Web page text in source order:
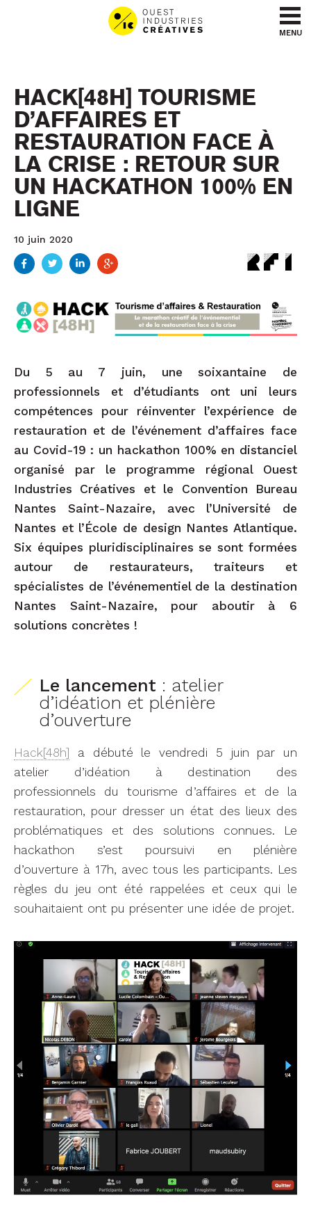
Aller au menu
Aller au contenu
MENU
HACK[48H] TOURISME
D’AFFAIRES ET
RESTAURATION FACE À
LA CRISE : RETOUR SUR
UN HACKATHON 100% EN
LIGNE
10 juin 2020
Du 5 au 7 juin, une soixantaine de
professionnels et d’étudiants ont uni leurs
compétences pour réinventer l’expérience de
restauration et de l’événement d’affaires face
au Covid-19 : un hackathon 100% en distanciel
organisé par le programme régional Ouest
Industries Créatives et le Convention Bureau
Nantes Saint-Nazaire, avec l’Université de
Nantes et l’École de design Nantes Atlantique.
Six équipes pluridisciplinaires se sont formées
autour de restaurateurs, traiteurs et
spécialistes de l’événementiel de la destination
Nantes Saint-Nazaire, pour aboutir à 6
solutions concrètes !
Le lancement : atelier
d’idéation et plénière
d’ouverture
Hack[48h] a débuté le vendredi 5 juin par un
atelier d’idéation à destination des
professionnels du tourisme d’affaires et de la
restauration, pour dresser un état des lieux des
problématiques et des solutions connues. Le
hackathon s’est poursuivi en plénière
d’ouverture à 17h, avec tous les participants. Les
règles du jeu ont été rappelées et ceux qui le
souhaitaient ont pu présenter une idée de projet.